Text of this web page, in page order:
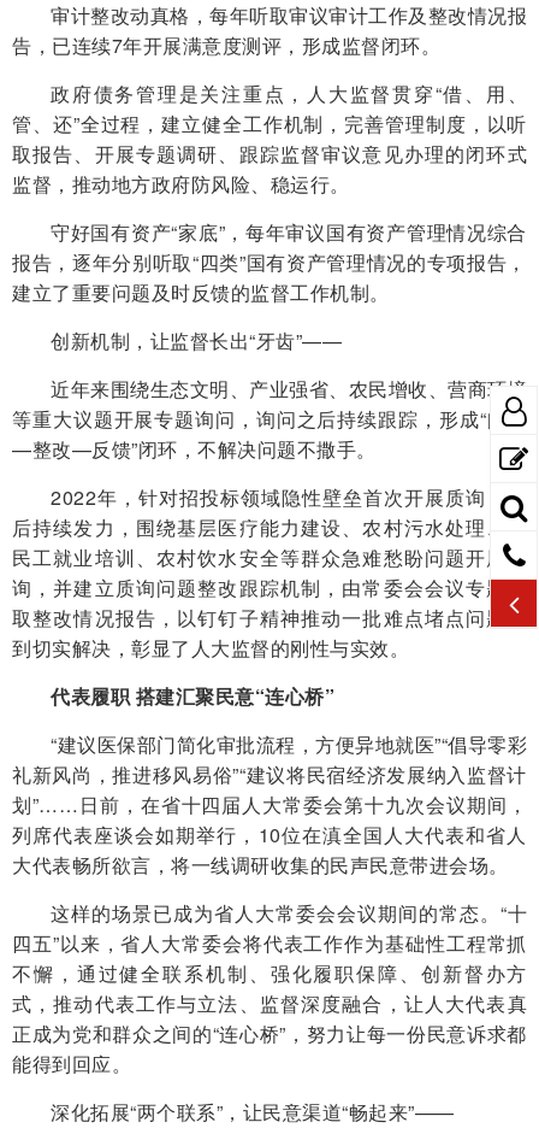
审计整改动真格，每年听取审议审计工作及整改情况报
告，已连续7年开展满意度测评，形成监督闭环。
政府债务管理是关注重点，人大监督贯穿“借、用、
管、还”全过程，建立健全工作机制，完善管理制度，以听
取报告、开展专题调研、跟踪监督审议意见办理的闭环式
监督，推动地方政府防风险、稳运行。
守好国有资产“家底”，每年审议国有资产管理情况综合
报告，逐年分别听取“四类”国有资产管理情况的专项报告，
建立了重要问题及时反馈的监督工作机制。
创新机制，让监督长出“牙齿”——
近年来围绕生态文明、产业强省、农民增收、营商环境
等重大议题开展专题询问，询问之后持续跟踪，形成“问题
—整改—反馈”闭环，不解决问题不撒手。
2022年，针对招投标领域隐性壁垒首次开展质询，此
后持续发力，围绕基层医疗能力建设、农村污水处理、农
民工就业培训、农村饮水安全等群众急难愁盼问题开展质
询，并建立质询问题整改跟踪机制，由常委会会议专题听
取整改情况报告，以钉钉子精神推动一批难点堵点问题得
到切实解决，彰显了人大监督的刚性与实效。
代表履职 搭建汇聚民意“连心桥”
“建议医保部门简化审批流程，方便异地就医”“倡导零彩
礼新风尚，推进移风易俗”“建议将民宿经济发展纳入监督计
划”……日前，在省十四届人大常委会第十九次会议期间，
列席代表座谈会如期举行，10位在滇全国人大代表和省人
大代表畅所欲言，将一线调研收集的民声民意带进会场。
这样的场景已成为省人大常委会会议期间的常态。“十
四五”以来，省人大常委会将代表工作作为基础性工程常抓
不懈，通过健全联系机制、强化履职保障、创新督办方
式，推动代表工作与立法、监督深度融合，让人大代表真
正成为党和群众之间的“连心桥”，努力让每一份民意诉求都
能得到回应。
深化拓展“两个联系”，让民意渠道“畅起来”——